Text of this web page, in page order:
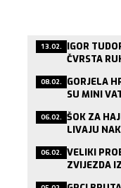
13.02. IGOR
ČVRSTA
08.02. GORJELA
SU MINI
06.02. ŠOK ZA
LIVAJU
06.02. VELIKI
ZVIJEZDA